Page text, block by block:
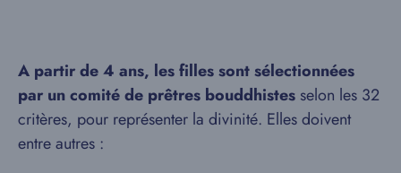
A partir de 4 ans, les filles sont sélectionnées
par un comité de prêtres bouddhistes selon les 32
critères, pour représenter la divinité. Elles doivent
entre autres :